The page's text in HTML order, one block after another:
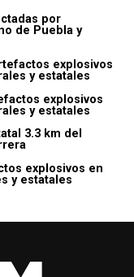
por
de Puebla y
explosivos
y estatales
explosivos
y estatales
3.3 km del
explosivos en
y estatales